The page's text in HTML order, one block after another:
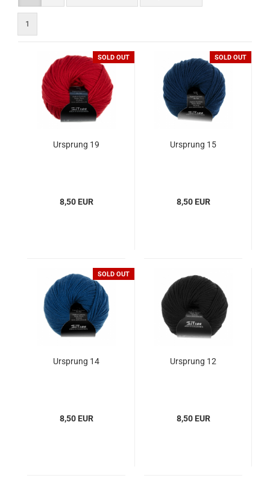
1
SOLD OUT
Ursprung 19
8,50 EUR
SOLD OUT
Ursprung 15
8,50 EUR
SOLD OUT
Ursprung 14
8,50 EUR
Ursprung 12
8,50 EUR